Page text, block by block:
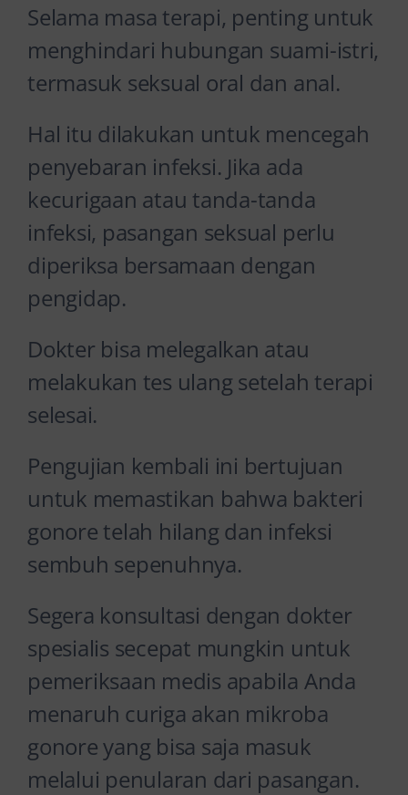
Selama masa terapi, penting untuk
menghindari hubungan suami-istri,
termasuk seksual oral dan anal.
Hal itu dilakukan untuk mencegah
penyebaran infeksi. Jika ada
kecurigaan atau tanda-tanda
infeksi, pasangan seksual perlu
diperiksa bersamaan dengan
pengidap.
Dokter bisa melegalkan atau
melakukan tes ulang setelah terapi
selesai.
Pengujian kembali ini bertujuan
untuk memastikan bahwa bakteri
gonore telah hilang dan infeksi
sembuh sepenuhnya.
Segera konsultasi dengan dokter
spesialis secepat mungkin untuk
pemeriksaan medis apabila Anda
menaruh curiga akan mikroba
gonoreyang bisa saja masuk
melalui penularan dari pasangan.